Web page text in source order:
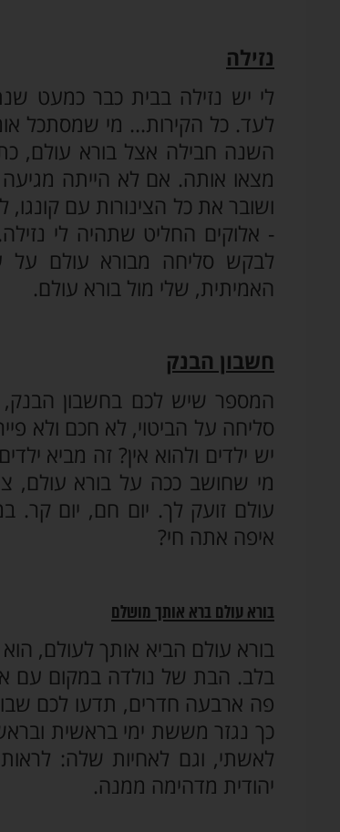
נזילה
לי יש נזילה בבית כבר כמעט
לעד. כל הקירות... מי שמסתכל
השנה חבילה אצל בורא עולם,
מצאו אותה. אם לא הייתה
ושובר את כל הצינורות עם קונגו,
- אלוקים החליט שתהיה לי
לבקש סליחה מבורא עולם על
האמיתית, שלי מול בורא עולם.
חשבון הבנק
המספר שיש לכם בחשבון הבנק,
סליחה על הביטוי, לא חכם ולא
יש ילדים ולהוא אין? זה מביא
מי שחושב ככה על בורא עולם,
עולם זועק לך. יום חם, יום
איפה אתה חי?
בורא עולם ברא אותך מושלם
בורא עולם הביא אותך לעולם,
בלב. הבת של נולדה במקום עם
פה ארבעה חדרים, תדעו לכם
כך נגזר מששת ימי בראשית
לאשתי, וגם לאחיות שלה:
יהודית מדהימה ממנה.